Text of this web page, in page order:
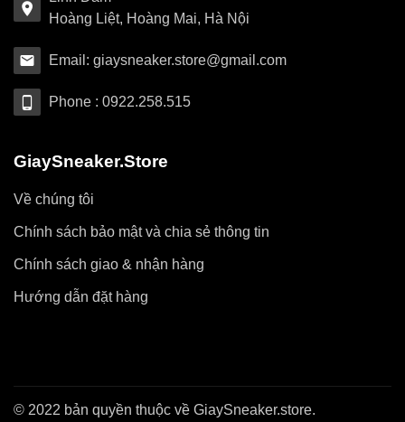
Hoàng Liệt, Hoàng Mai, Hà Nội
Email: giaysneaker.store@gmail.com
Phone : 0922.258.515
GiaySneaker.Store
Về chúng tôi
Chính sách bảo mật và chia sẻ thông tin
Chính sách giao & nhận hàng
Hướng dẫn đặt hàng
© 2022 bản quyền thuộc về GiaySneaker.store.